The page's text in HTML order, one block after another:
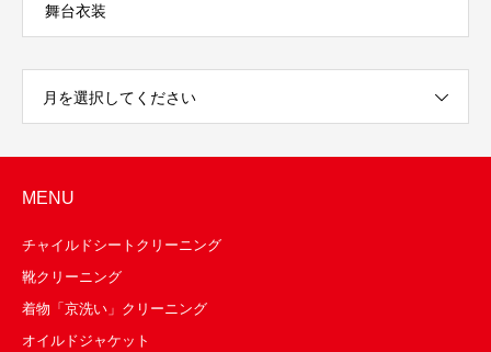
舞台衣装
月を選択してください
MENU
チャイルドシートクリーニング
靴クリーニング
着物「京洗い」クリーニング
オイルドジャケット